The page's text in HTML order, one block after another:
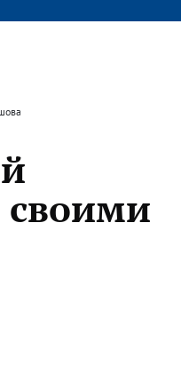
своими